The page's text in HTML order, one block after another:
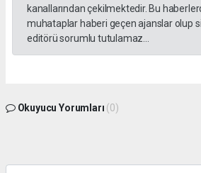
kanallarından çekilmektedir. Bu
muhataplar haberi geçen ajanslar olup
editörü sorumlu tutulamaz...
Okuyucu Yorumları (0)